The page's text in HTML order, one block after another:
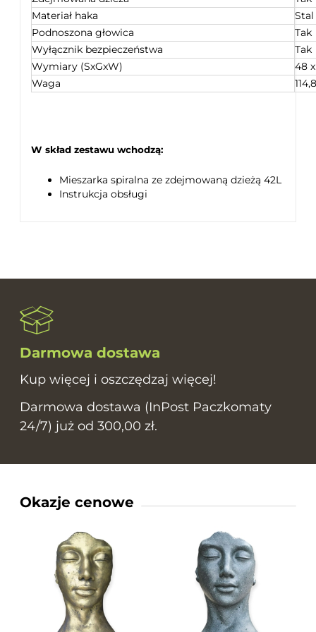
Materiał haka
Stal
Podnoszona głowica
Tak
Wyłącznik bezpieczeństwa
Tak
Wymiary (SxGxW)
48
Waga
W skład zestawu wchodzą:
Mieszarka spiralna ze zdejmowaną dzieżą 42L
Instrukcja obsługi
Darmowa dostawa
Kup więcej i oszczędzaj więcej!
Darmowa dostawa (InPost Paczkomaty
24/7) już od 300,00 zł.
Okazje cenowe